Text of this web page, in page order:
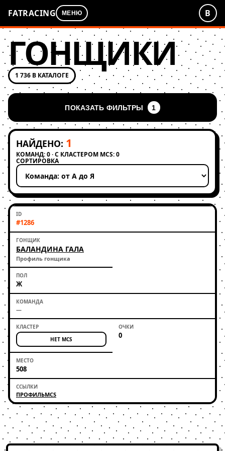
FATRACING МЕНЮ В
ГОНЩИКИ
1 736 В КАТАЛОГЕ
ПОКАЗАТЬ ФИЛЬТРЫ 1
НАЙДЕНО: 1
КОМАНД: 0 · С КЛАСТЕРОМ MCS: 0
СОРТИРОВКА
Применить сортировку
#1286
БАЛАНДИНА ГАЛА
Профиль гонщика
Ж
—
НЕТ MCS 0
508
ПРОФИЛЬMCS